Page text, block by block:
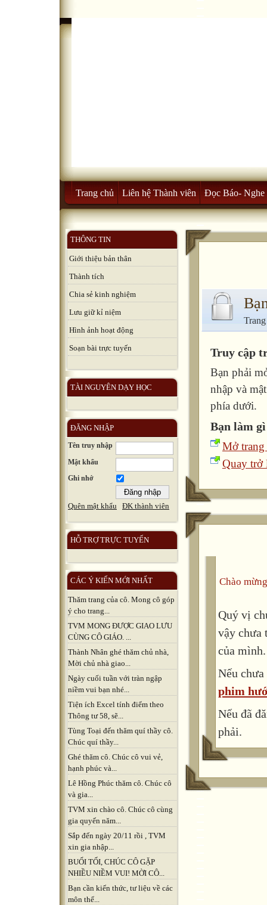
Trang chủ Liên hệ Thành viên Đọc Báo- Nghe
THÔNG TIN
Giới thiệu bản thân
Thành tích
Chia sẻ kinh nghiệm
Lưu giữ kỉ niệm
Hình ảnh hoạt động
Soạn bài trực tuyến
TÀI NGUYÊN DẠY HỌC
ĐĂNG NHẬP
Tên truy nhập
Mật khẩu
Ghi nhớ
Quên mật khẩu ĐK thành viên
HỖ TRỢ TRỰC TUYẾN
CÁC Ý KIẾN MỚI NHẤT
Thăm trang của cô. Mong cô góp
ý cho trang...
TVM MONG ĐƯỢC GIAO LƯU
CÙNG CÔ GIÁO. ...
Thành Nhân ghé thăm chủ nhà,
Mời chủ nhà giao...
Ngày cuối tuần với tràn ngập
niềm vui bạn nhé...
Tiện ích Excel tính điểm theo
Thông tư 58, sẽ...
Tùng Toại đến thăm quí thầy cô.
Chúc quí thầy...
Ghé thăm cô. Chúc cô vui vẻ,
hạnh phúc và...
Lê Hồng Phúc thăm cô. Chúc cô
và gia...
TVM xin chào cô. Chúc cô cùng
gia quyến năm...
Sắp đến ngày 20/11 rồi , TVM
xin gia nhập...
BUỔI TỐI, CHÚC CÔ GẶP
NHIỀU NIỀM VUI! MỜI CÔ...
Bạn cần kiến thức, tư liệu về các
môn thể...
Truy cập
Bạn phải
nhập và
phía dưới.
Bạn làm
Mở trang
Quay trở
Chào
Quý vị
vậy chưa
của mình.
Nếu
phim
Nếu đã
phải.